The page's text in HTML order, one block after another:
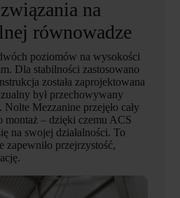
na
równowadze
poziomów na wysokości
Dla stabilności zastosowano
została zaprojektowana
był przechowywany
Mezzanine przejęło cały
montaż – dzięki czemu ACS
na swojej działalności. To
zapewniło przejrzystość,